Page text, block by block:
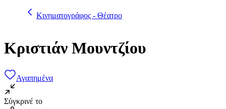
Κινηματογράφος - Θέατρο
Κριστιάν Μουντζίου
Αγαπημένα
Σύγκρινέ το